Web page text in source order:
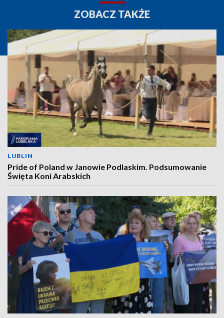
ZOBACZ TAKŻE
LUBLIN
Pride of Poland w Janowie Podlaskim. Podsumowanie
Święta Koni Arabskich